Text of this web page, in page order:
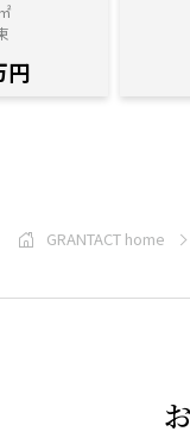
円
GRANTACT home